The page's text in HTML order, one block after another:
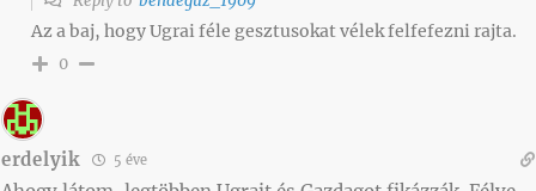
Az a baj, hogy Ugrai féle gesztusokat vélek felfefezni rajta.
0
erdelyik 5 éve